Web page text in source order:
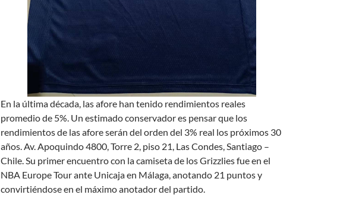
En la última década, las afore han tenido rendimientos reales
promedio de 5%. Un estimado conservador es pensar que los
rendimientos de las afore serán del orden del 3% real los próximos 30
años. Av. Apoquindo 4800, Torre 2, piso 21, Las Condes, Santiago –
Chile. Su primer encuentro con la camiseta de los Grizzlies fue en el
NBA Europe Tour ante Unicaja en Málaga, anotando 21 puntos y
convirtiéndose en el máximo anotador del partido.